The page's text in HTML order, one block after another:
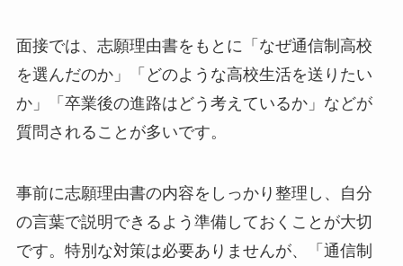
面接では、志願理由書をもとに「なぜ通信制高校
を選んだのか」「どのような高校生活を送りたい
か」「卒業後の進路はどう考えているか」などが
質問されることが多いです。
事前に志願理由書の内容をしっかり整理し、自分
の言葉で説明できるよう準備しておくことが大切
です。特別な対策は必要ありませんが、「通信制